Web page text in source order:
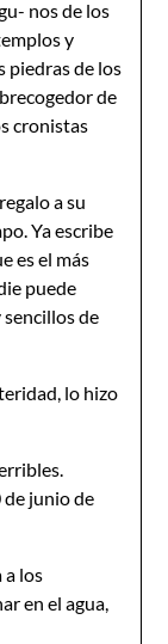
nos de los
y
piedras de los
de
cronistas
a su
Ya escribe
es el más
puede
de
lo hizo
junio de
a los
en el agua,